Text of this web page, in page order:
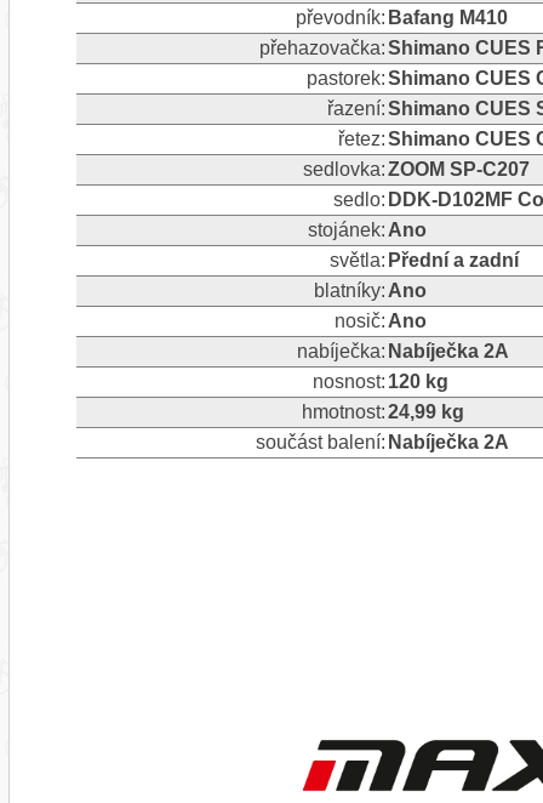
převodník: Bafang M410
přehazovačka:Shimano CUES
pastorek:Shimano CUES
řazení:Shimano CUES
řetez:Shimano CUES
sedlovka:ZOOM SP-C207
sedlo: DDK-D102MF
stojánek: Ano
světla: Přední a zadní
blatníky: Ano
nosič: Ano
nabíječka: Nabíječka 2A
nosnost: 120 kg
hmotnost:24,99 kg
součást balení: Nabíječka 2A